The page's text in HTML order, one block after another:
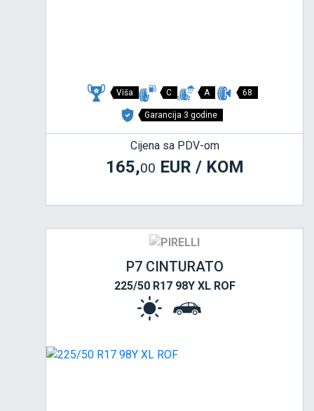
Viša C A 68
Garancija 3 godine
Cijena sa PDV-om
165,00 EUR / KOM
P7 CINTURATO
225/50 R17 98Y XL ROF